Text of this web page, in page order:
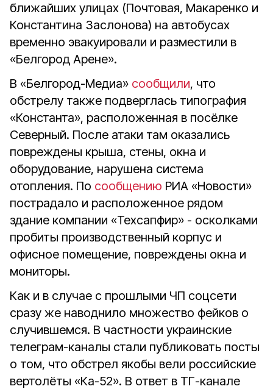
ближайших улицах (Почтовая, Макаренко и
Константина Заслонова) на автобусах
временно эвакуировали и разместили в
«Белгород Арене».
В «Белгород-Медиа» сообщили, что
обстрелу также подверглась типография
«Константа», расположенная в посёлке
Северный. После атаки там оказались
повреждены крыша, стены, окна и
оборудование, нарушена система
отопления. По сообщению РИА «Новости»
пострадало и расположенное рядом
здание компании «Техсапфир» - осколками
пробиты производственный корпус и
офисное помещение, повреждены окна и
мониторы.
Как и в случае с прошлыми ЧП соцсети
сразу же наводнило множество фейков о
случившемся. В частности украинские
телеграм-каналы стали публиковать посты
о том, что обстрел якобы вели российские
вертолёты «Ка-52». В ответ в ТГ-канале